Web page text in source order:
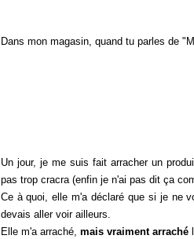
Dans mon magasin, quand tu parles de
Un jour, je me suis fait arracher un
pas trop cracra (enfin je n'ai pas dit ça
Ce à quoi, elle m'a déclaré que si je ne
devais aller voir ailleurs.
Elle m'a arraché, mais vraiment arraché